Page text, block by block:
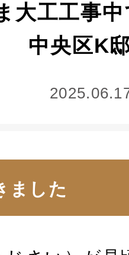
大工工事
中央区K
ました